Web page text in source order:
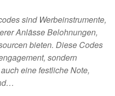
sind Werbeinstrumente,
Anlässe Belohnungen,
bieten. Diese Codes
sondern
eine festliche Note,